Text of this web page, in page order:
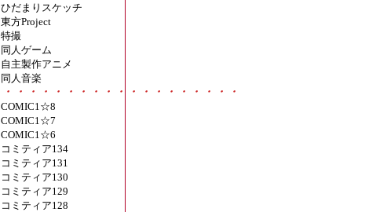
ひだまりスケッチ
東方Project
特撮
同人ゲーム
自主製作アニメ
同人音楽
・・・・・・・・・・・・・・・・・・・
COMIC1☆8
COMIC1☆7
COMIC1☆6
コミティア134
コミティア131
コミティア130
コミティア129
コミティア128